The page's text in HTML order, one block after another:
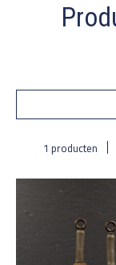
1 producten